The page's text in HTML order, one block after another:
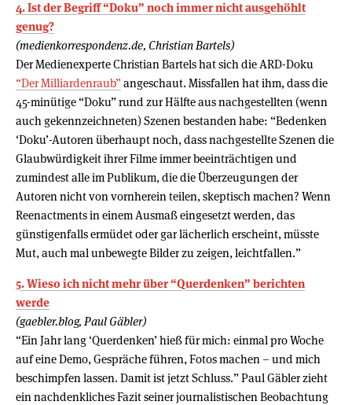
4. Ist der Begriff “Doku” noch immer nicht ausgehöhlt
genug?
(medienkorrespondenz.de, Christian Bartels)
Der Medienexperte Christian Bartels hat sich die ARD-Doku
“Der Milliardenraub”angeschaut. Missfallen hat ihm, dass die
45-minütige “Doku” rund zur Hälfte aus nachgestellten (wenn
auch gekennzeichneten) Szenen bestanden habe: “Bedenken
‘Doku’-Autoren überhaupt noch, dass nachgestellte Szenen die
Glaubwürdigkeit ihrer Filme immer beeinträchtigen und
zumindest alle im Publikum, die die Überzeugungen der
Autoren nicht von vornherein teilen, skeptisch machen? Wenn
Reenactments in einem Ausmaß eingesetzt werden, das
günstigenfalls ermüdet oder gar lächerlich erscheint, müsste
Mut, auch mal unbewegte Bilder zu zeigen, leichtfallen.”
5. Wieso ich nicht mehr über “Querdenken” berichten
werde
(gaebler.blog, Paul Gäbler)
“Ein Jahr lang ‘Querdenken’ hieß für mich: einmal pro Woche
auf eine Demo, Gespräche führen, Fotos machen – und mich
beschimpfen lassen. Damit ist jetzt Schluss.” Paul Gäbler zieht
ein nachdenkliches Fazit seiner journalistischen Beobachtung